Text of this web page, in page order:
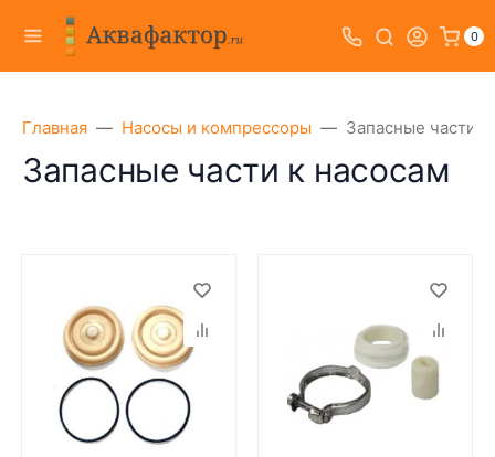
0
Главная Насосы и компрессоры Запасные части к
Запасные части к насосам